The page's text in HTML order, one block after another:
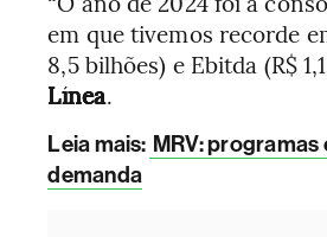
em que tivemos recorde
8,5 bilhões) e Ebitda (R$
Línea.
Leia mais: MRV: programas
demanda